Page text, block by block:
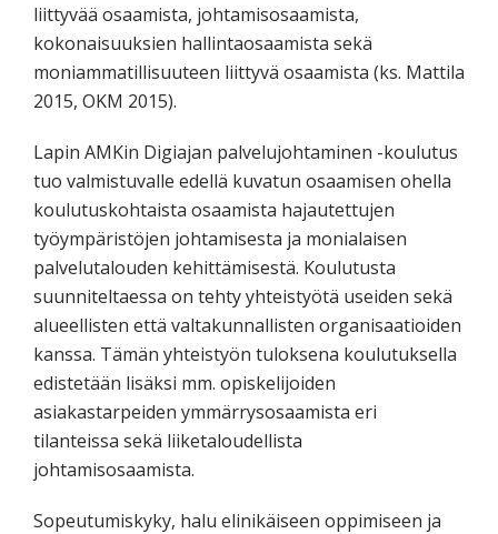
liittyvää osaamista, johtamisosaamista,
kokonaisuuksien hallintaosaamista sekä
moniammatillisuuteen liittyvä osaamista (ks. Mattila
2015, OKM 2015).
Lapin AMKin Digiajan palvelujohtaminen -koulutus
tuo valmistuvalle edellä kuvatun osaamisen ohella
koulutuskohtaista osaamista hajautettujen
työympäristöjen johtamisesta ja monialaisen
palvelutalouden kehittämisestä. Koulutusta
suunniteltaessa on tehty yhteistyötä useiden sekä
alueellisten että valtakunnallisten organisaatioiden
kanssa. Tämän yhteistyön tuloksena koulutuksella
edistetään lisäksi mm. opiskelijoiden
asiakastarpeiden ymmärrysosaamista eri
tilanteissa sekä liiketaloudellista
johtamisosaamista.
Sopeutumiskyky, halu elinikäiseen oppimiseen ja